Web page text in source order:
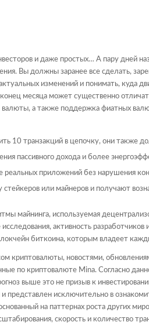
и даже простых… А пару дней
Вы должны заранее все сделать,
изменений и понимать, куда
месяца может существенно
валюты, а также поддержка фиатных
10 транзакций в цепочку, они также
пассивного дохода и более
реальных приложений без нарушения
или майнеров и получают
майнинга, используемая
активность разработчиков
биткоина, которым владеет
криптовалюты, новостями,
по криптовалюте Mina. Согласно
выше это не призыв к
представлен исключительно в
на паттернах роста других
скорость и количество